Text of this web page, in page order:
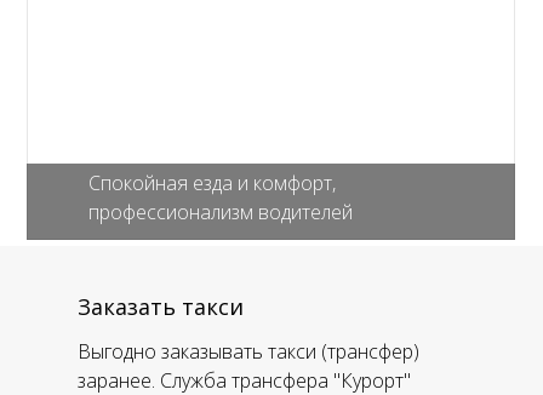
Спокойная езда и комфорт,
профессионализм водителей
Выгодно заказывать такси (трансфер)
заранее. Служба трансфера "Курорт"
Заказать такси